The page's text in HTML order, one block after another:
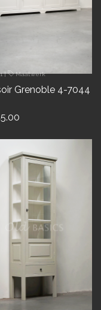
| Maatwerk
Grenoble 4-7044